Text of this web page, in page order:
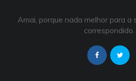
Amai, porque nada melhor para a
correspondido.